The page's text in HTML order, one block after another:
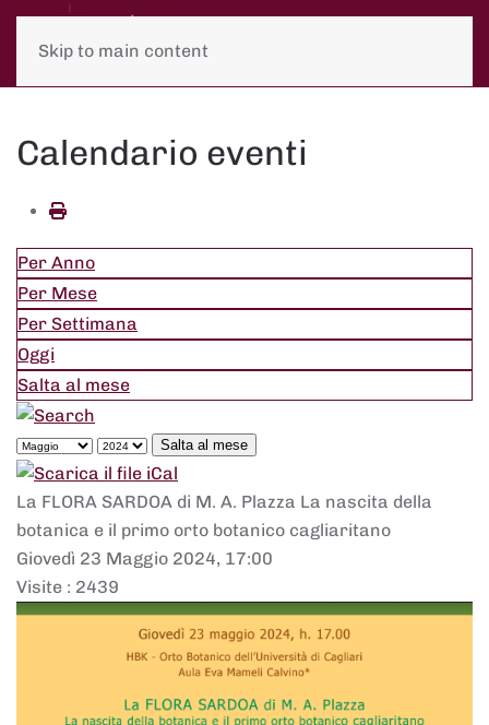
Skip to main content
Calendario eventi
Per Anno
Per Mese
Per Settimana
Oggi
Salta al mese
Salta al mese
La FLORA SARDOA di M. A. Plazza La nascita della
botanica e il primo orto botanico cagliaritano
Giovedì 23 Maggio 2024, 17:00
Visite : 2439